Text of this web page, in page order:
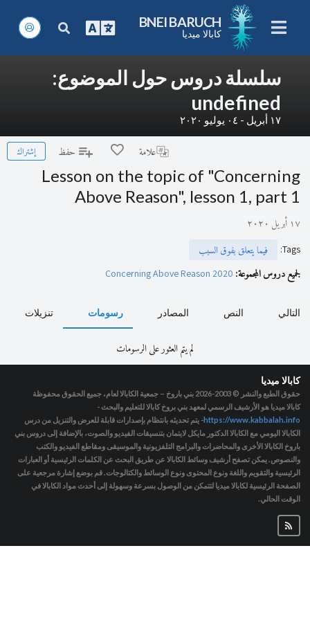
BNEI BARUCH
كابالا ميديا
سلسلة دروس حول الموضوع:
undefined
١٧ أبريل - ٠٤ يوليو ٢٠٢٠
علامة حفظ إشتراك
Lesson on the topic of "Concerning
Above Reason", lesson 1, part 1
١٧ أبريل ٢٠٢٠
Tags
:
فيما يتعلق بفوق السبب
لجميع دروس المجموعة: Concerning Above Reason 2020
التالي النص المصادر رسومات تنزيلات
لم يتم العثور على الرسومات
كابالا ميديا
حقوق الطبع والنشر © 2003-2026
بني باروخ – جمعية الكابالا لعام، جميع الحقوق محفوظة
كابالا ميديا هو الأرشيف الرسمي لمعهد بني بروخ كابالا للتعليم والبحث -
https://www.kabbalah.info- يتم تحديثه بانتظام بإصدارات قابلة للعرض والتنزيل من درس
الكابالا اليومي مع الكابالا الدكتور مايكل لايتمان بتنسيقات الفيديو والصوت، بالإضافة إلى دروس بني
باروخ الكابالا الأخرى والمحاضرات والبرامج التلفزيونية والموسيقى ومقاطع الفيديو والكتب
والنصوص. يمكن تصفح أرشيف وسائط الكابالا عن طريق البحث عن الكلمات الرئيسية أو العبارات
الرئيسية والتقويم واللغة ونوع المحتوى ونوع الوسائط والكتالوجات. قم بوضع إشارة مرجعية على
الصفحة الرئيسية لكابالا ميديا لتتمكن من الوصول بسرعة وسهولة إلى أحدث مواد الكابالا في
الوقت الحالي.